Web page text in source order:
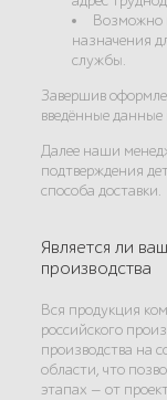
Возможно
назначения
службы.
Завершив
введённые
Далее наши
подтверждения
способа доставки.
Является ли
производства
Вся продукция
российского
производства на
области, что
этапах — от